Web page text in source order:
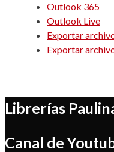
Outlook 365
Outlook Live
Exportar
Exportar
Librerías
Canal de